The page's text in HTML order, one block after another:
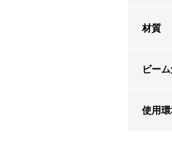
材質
ビー
使用